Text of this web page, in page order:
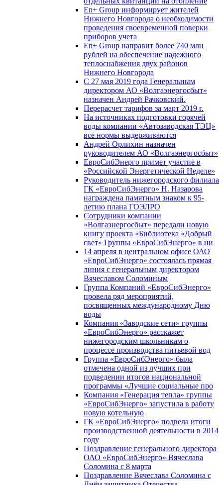
En+ Group информирует жителей
Нижнего Новгорода о необходимости
проведения своевременной поверки
приборов учета
En+ Group направит более 740 млн
рублей на обеспечение надежного
теплоснабжения двух районов
Нижнего Новгорода
С 27 мая 2019 года Генеральным
директором АО «Волгаэнергосбыт»
назначен Андрей Рачковский.
Перерасчет тарифов за март 2019 г.
На источниках подготовки горячей
воды компании «Автозаводская ТЭЦ»
все нормы выдерживаются
Андрей Орлихин назначен
руководителем АО «Волгаэнергосбыт»
ЕвроСибЭнерго примет участие в
«Российской Энергетической Неделе»
Руководитель нижегородского филиала
ГК «ЕвроСибЭнерго» Н. Назарова
награждена памятным знаком к 95-
летию плана ГОЭЛРО
Сотрудники компании
«Волгаэнергосбыт» передали новую
книгу проекта «Библиотека «Добрый
свет» Группы «ЕвроСибЭнерго» в ни
14 апреля в центральном офисе ОАО
«ЕвроСибЭнерго» состоялась прямая
линия с генеральным директором
Вячеславом Соломиным
Группа Компаний «ЕвроСибЭнерго»
провела ряд мероприятий,
посвященных международному Дню
воды
Компания «Заводские сети» группы
«ЕвроСибЭнерго» расскажет
нижегородским школьникам о
процессе производства питьевой вод
Группа «ЕвроСибЭнерго» была
отмечена одной из лучших при
подведении итогов национальной
программы «Лучшие социальные про
Компания «Генерация тепла» группы
«ЕвроСибЭнерго» запустила в работу
новую котельную
ГК «ЕвроСибЭнерго» подвела итоги
производственной деятельности в 2014
году
Поздравление генерального директора
ОАО «ЕвроСибЭнерго» Вячеслава
Соломина с 8 марта
Поздравление Вячеслава Соломина с